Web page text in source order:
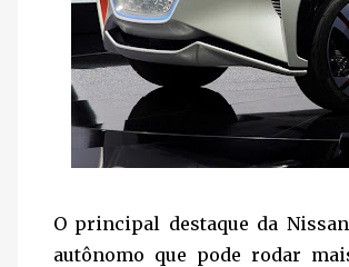
O principal destaque da
autônomo que pode rodar